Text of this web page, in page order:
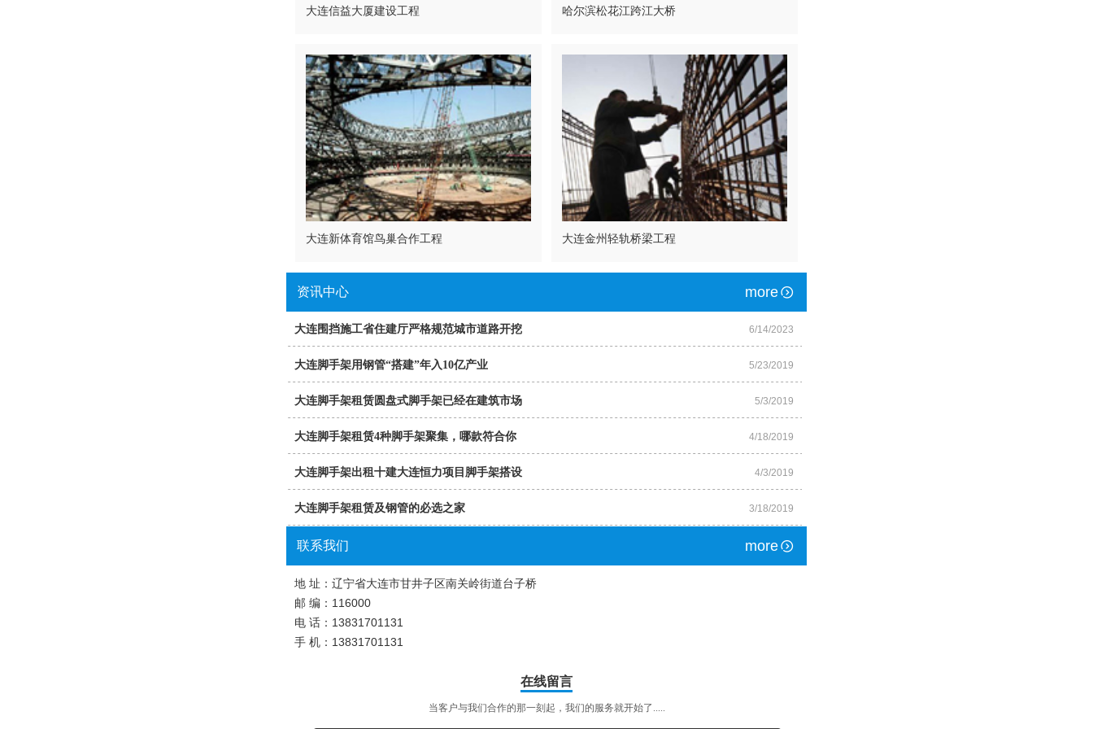
大连信益大厦建设工程 哈尔滨松花江跨江大桥
大连新体育馆鸟巢合作工程 大连金州轻轨桥梁工程
资讯中心 more
大连围挡施工省住建厅严格规范城市道路开挖 6/14/2023
大连脚手架用钢管“搭建”年入10亿产业 5/23/2019
大连脚手架租赁圆盘式脚手架已经在建筑市场 5/3/2019
大连脚手架租赁4种脚手架聚集，哪款符合你 4/18/2019
大连脚手架出租十建大连恒力项目脚手架搭设 4/3/2019
大连脚手架租赁及钢管的必选之家 3/18/2019
联系我们 more
地 址：辽宁省大连市甘井子区南关岭街道台子桥
邮 编：116000
电 话：13831701131
手 机：13831701131
在线留言
当客户与我们合作的那一刻起，我们的服务就开始了.....